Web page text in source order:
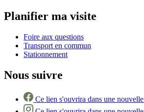
Planifier ma visite
Foire aux questions
Transport en commun
Stationnement
Nous suivre
Ce lien s'ouvrira dans une